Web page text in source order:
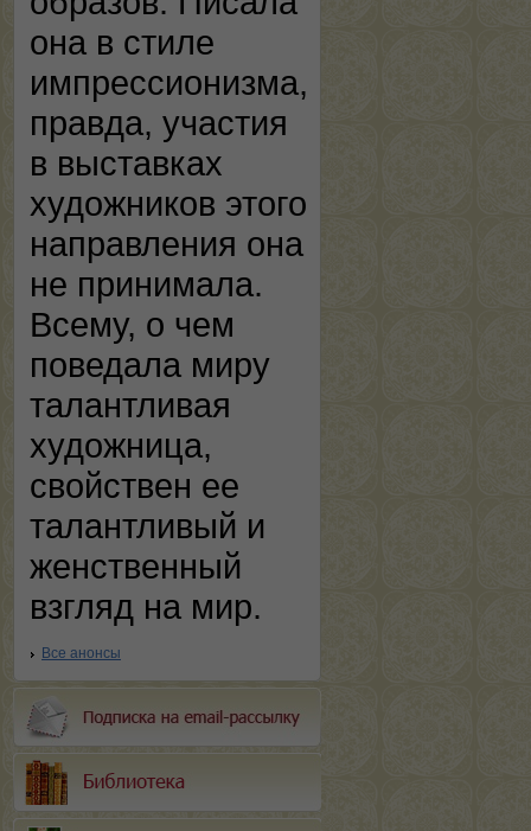
она в стиле
импрессионизма,
правда, участия
в выставках
художников этого
направления она
не принимала.
Всему, о чем
поведала миру
талантливая
художница,
свойствен ее
талантливый и
женственный
взгляд на мир.
Все анонсы